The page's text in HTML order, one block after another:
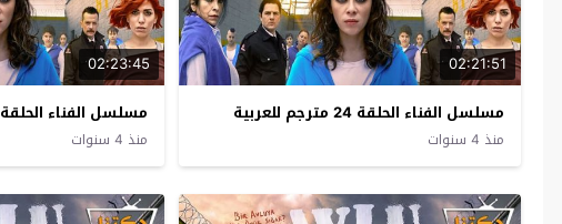
02:21:51
مسلسل الفناء الحلقة 24 مترجم للعربية
منذ 4 سنوات
02:23:45
مسلسل الفناء الحلقة 23 مترجم للعربية
منذ 4 سنوات